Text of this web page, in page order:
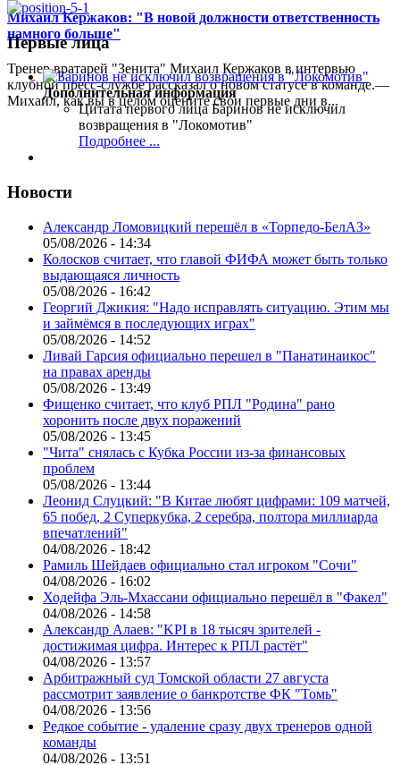
Михаил Кержаков: "В новой должности ответственность
намного больше"
Тренер вратарей "Зенита" Михаил Кержаков в интервью
клубной пресс-службе рассказал о новом статусе в команде.—
Михаил, как вы в целом оцените свои первые дни в...
Первые лица
Дополнительная информация
Цитата первого лица Баринов не исключил
возвращения в "Локомотив"
Подробнее ...
Новости
Александр Ломовицкий перешёл в «Торпедо-БелАЗ»
05/08/2026 - 14:34
Колосков считает, что главой ФИФА может быть только
выдающаяся личность
05/08/2026 - 16:42
Георгий Джикия: "Надо исправлять ситуацию. Этим мы
и займёмся в последующих играх"
05/08/2026 - 14:52
Ливай Гарсия официально перешел в "Панатинаикос"
на правах аренды
05/08/2026 - 13:49
Фищенко считает, что клуб РПЛ "Родина" рано
хоронить после двух поражений
05/08/2026 - 13:45
"Чита" снялась с Кубка России из-за финансовых
проблем
05/08/2026 - 13:44
Леонид Слуцкий: "В Китае любят цифрами: 109 матчей,
65 побед, 2 Суперкубка, 2 серебра, полтора миллиарда
впечатлений"
04/08/2026 - 18:42
Рамиль Шейдаев официально стал игроком "Сочи"
04/08/2026 - 16:02
Ходейфа Эль-Мхассани официально перешёл в "Факел"
04/08/2026 - 14:58
Александр Алаев: "KPI в 18 тысяч зрителей -
достижимая цифра. Интерес к РПЛ растёт"
04/08/2026 - 13:57
Арбитражный суд Томской области 27 августа
рассмотрит заявление о банкротстве ФК "Томь"
04/08/2026 - 13:56
Редкое событие - удаление сразу двух тренеров одной
команды
04/08/2026 - 13:51